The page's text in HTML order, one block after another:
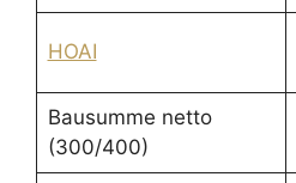
HOAI
Bausumme netto
(300/400)